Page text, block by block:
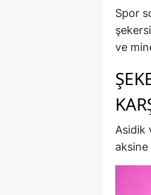
Spor
ve
Asidik
aksine